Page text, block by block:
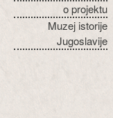
o projektu
Muzej istorije
Jugoslavije